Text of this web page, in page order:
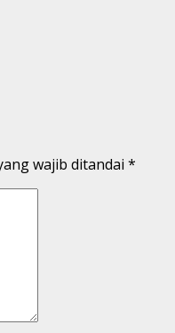
wajib ditandai *